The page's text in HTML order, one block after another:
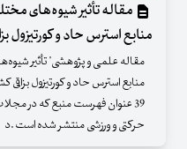
مقاله تأثیر شیوه‌های
منابع استرس حاد و کورتیزول
مقاله علمی و پژوهشی" تأثیر
39 عنوان فهرست منبع که در
حرکتی و ورزشی منتشر شده است .د